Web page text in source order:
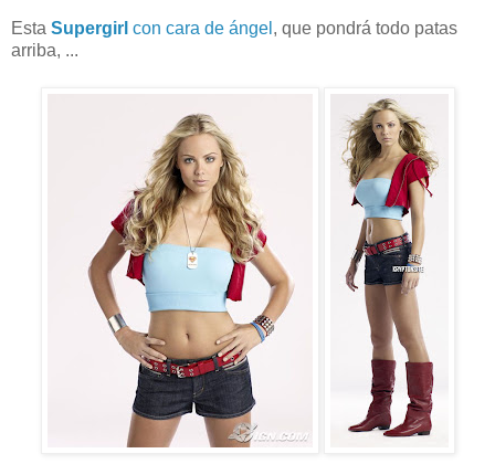
Esta Supergirl con cara de ángel , que pondrá todo patas
arriba, ...